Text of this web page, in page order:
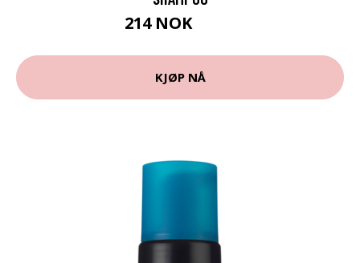
214 NOK
KJØP NÅ